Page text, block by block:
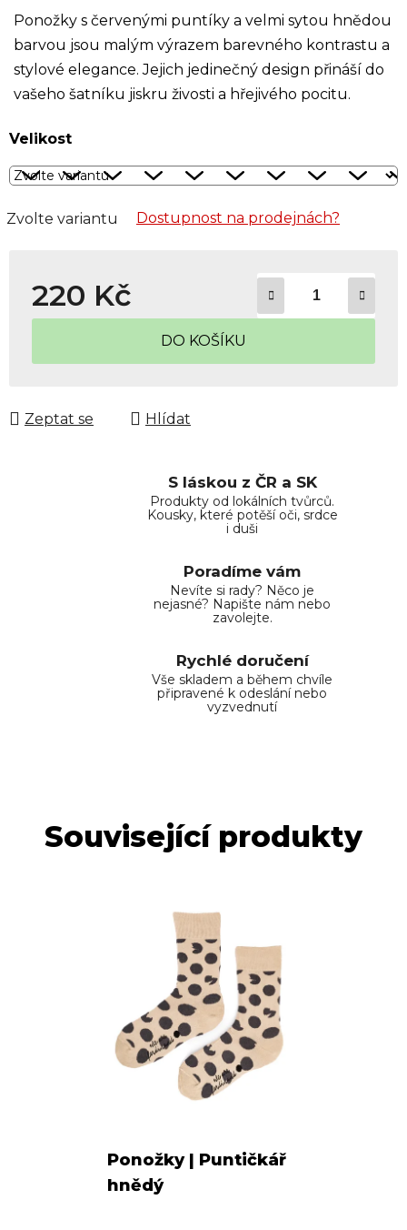
Ponožky s červenými puntíky a velmi sytou hnědou
barvou jsou malým výrazem barevného kontrastu a
stylové elegance. Jejich jedinečný design přináší do
vašeho šatníku jiskru živosti a hřejivého pocitu.
Velikost
Zvolte variantu Dostupnost na prodejnách?
220 Kč
Měrná cena:
DO KOŠÍKU
Zeptat se Hlídat
S láskou z ČR a SK
Produkty od lokálních tvůrců.
Kousky, které potěší oči, srdce
i duši
Poradíme vám
Nevíte si rady? Něco je
nejasné? Napište nám nebo
zavolejte.
Rychlé doručení
Vše skladem a během chvíle
připravené k odeslání nebo
vyzvednutí
Související produkty
Ponožky | Puntičkář
hnědý